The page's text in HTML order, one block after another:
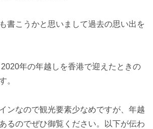
書こうかと思いまして過去の思い出を
年の年越しを香港で迎えたときの
。
ンなので観光要素少なめですが、年越
るのでぜひ御覧ください。以下が伝わ